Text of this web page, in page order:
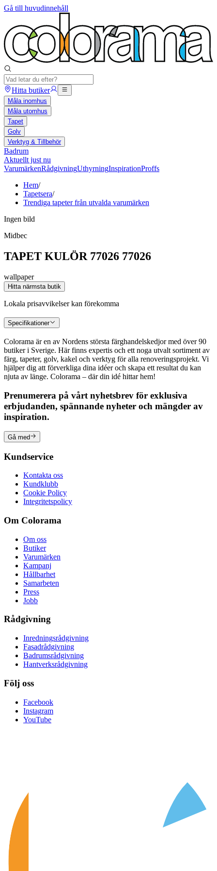
Gå till huvudinnehåll
Hitta butiker
Måla inomhus
Måla utomhus
Tapet
Golv
Verktyg & Tillbehör
Badrum
Aktuellt just nu
VarumärkenRådgivningUthyrningInspirationProffs
Hem/
Tapetsera/
Trendiga tapeter från utvalda varumärken
Ingen bild
Midbec
TAPET KULÖR 77026 77026
wallpaper
Hitta närmsta butik
Lokala prisavvikelser kan förekomma
Specifikationer
Colorama är en av Nordens största färghandelskedjor med över 90
butiker i Sverige. Här finns expertis och ett noga utvalt sortiment av
färg, tapeter, golv, kakel och verktyg för alla renoveringsprojekt. Vi
hjälper dig att förverkliga dina idéer och skapa ett resultat du kan
njuta av länge. Colorama – där din idé hittar hem!
Prenumerera på vårt nyhetsbrev för exklusiva
erbjudanden, spännande nyheter och mängder av
inspiration.
Gå med
Kundservice
Kontakta oss
Kundklubb
Cookie Policy
Integritetspolicy
Om Colorama
Om oss
Butiker
Varumärken
Kampanj
Hållbarhet
Samarbeten
Press
Jobb
Rådgivning
Inredningsrådgivning
Fasadrådgivning
Badrumsrådgivning
Hantverksrådgivning
Följ oss
Facebook
Instagram
YouTube